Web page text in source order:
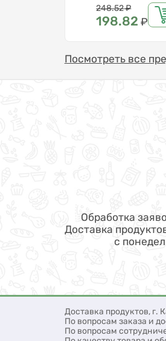
Цена
248.52₽
198.82 ₽
Посмотреть все
Обработка
Доставка
с
Доставка продуктов, г.
По вопросам заказа и
По вопросам